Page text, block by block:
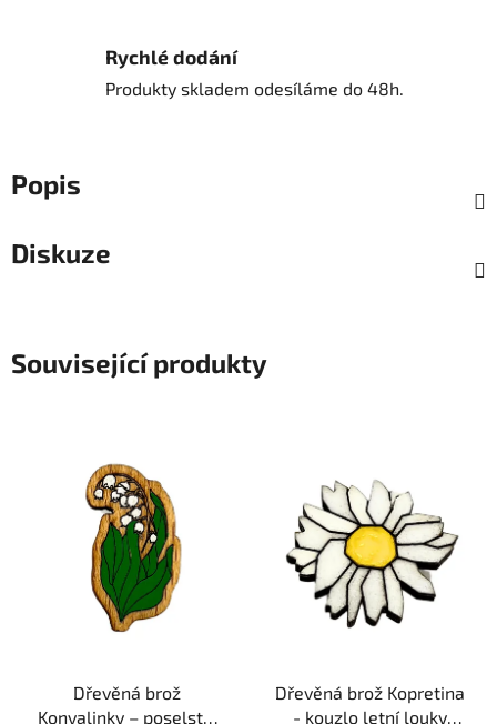
Rychlé dodání
Produkty skladem odesíláme do 48h.
Popis
Diskuze
Související produkty
Dřevěná brož
Konvalinky – poselství
Dřevěná brož Kopretina
- kouzlo letní louky